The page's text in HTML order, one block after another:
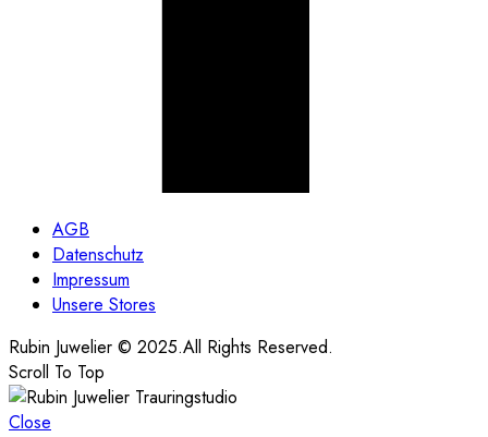
AGB
Datenschutz
Impressum
Unsere Stores
Rubin Juwelier © 2025.All Rights Reserved.
Scroll To Top
Close